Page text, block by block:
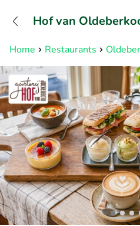
Home Restaurants
Hof van